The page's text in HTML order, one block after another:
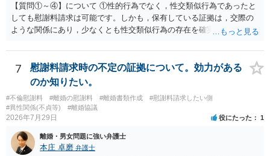
【質問①～④】について ①性的行為でなく，性交類似行為であったと
しても慰謝料請求は可能です。しかも，保有している証拠は，交際の
ような関係にあり，少なくとも性交類似行為の存在を確実に証明でき
ことを窺わせるものです。）。ですから，慰謝料請求を進めることで
よいと思います。 ただ．慰謝料額については，婚姻破綻に至っていな
いとして，この点を考慮されることになるかもしれません。 ②夫との
今後のことを考えて書いてもらうか否かを検討するのがよいと思いま
す。今ある証拠以上のことを証明（証明力を強めることも含む）でき
るのであれば，前向きに検討を進めるという考え方でもよいでしょ
値と夫との関係との均衡のように思います。 ③行政書士に委任をして
いるのであれば，どのような内容の委任なのか不明ですが，その行政
7
慰謝料請求時の不定の証拠について。効力がある
のか知りたい。
#不倫慰謝料 #離婚の慰謝料 #離婚書類作成
#慰謝料請求したい側
#異性関係(不貞等)
#離婚協議
2026年7月29日 役にたった 1
離婚・男女問題に強い弁護士
本庄 卓磨 弁護士